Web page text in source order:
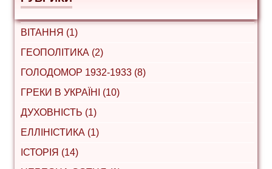
ВІТАННЯ (1)
ГЕОПОЛІТИКА (2)
ГОЛОДОМОР 1932-1933 (8)
ГРЕКИ В УКРАЇНІ (10)
ДУХОВНІСТЬ (1)
ЕЛЛІНІСТИКА (1)
ІСТОРІЯ (14)